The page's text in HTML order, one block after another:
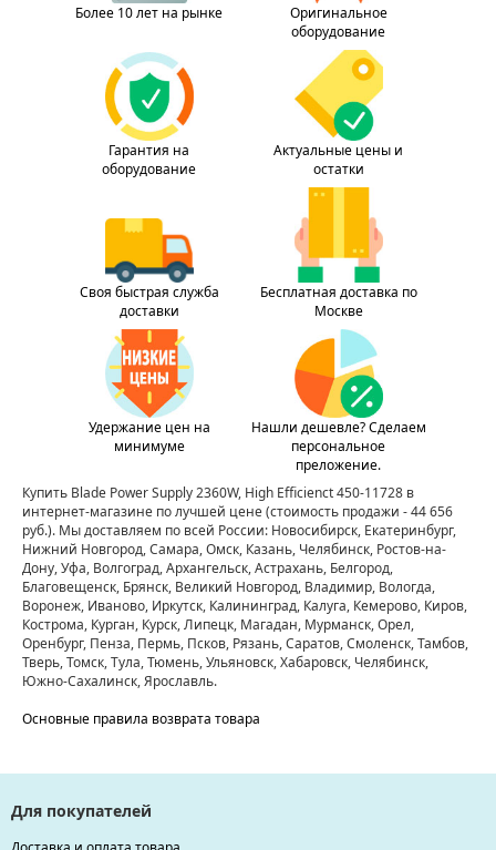
Более 10 лет на рынке
Оригинальное
оборудование
Гарантия на
оборудование
Актуальные цены и
остатки
Своя быстрая служба
доставки
Бесплатная доставка по
Москве
Удержание цен на
минимуме
Нашли дешевле? Сделаем
персональное
преложение.
Купить Blade Power Supply 2360W, High Efficienct 450-11728 в
интернет-магазине по лучшей цене(стоимость продажи - 44 656
руб.). Мы доставляем по всей России: Новосибирск, Екатеринбург,
Нижний Новгород, Самара, Омск, Казань, Челябинск, Ростов-на-
Дону, Уфа, Волгоград, Архангельск, Астрахань, Белгород,
Благовещенск, Брянск, Великий Новгород, Владимир, Вологда,
Воронеж, Иваново, Иркутск, Калининград, Калуга, Кемерово, Киров,
Кострома, Курган, Курск, Липецк, Магадан, Мурманск, Орел,
Оренбург, Пенза, Пермь, Псков, Рязань, Саратов, Смоленск, Тамбов,
Тверь, Томск, Тула, Тюмень, Ульяновск, Хабаровск, Челябинск,
Южно-Сахалинск, Ярославль.
Основные правила возврата товара
Для покупателей